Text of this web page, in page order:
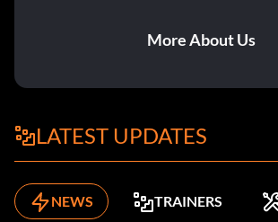
More About Us
LATEST UPDATES
NEWS TRAINERS